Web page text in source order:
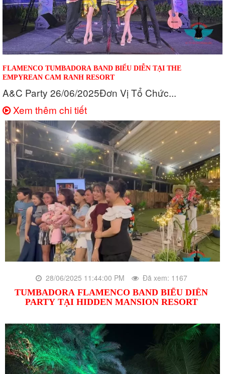
FLAMENCO TUMBADORA BAND BIỂU DIỄN TẠI THE
EMPYREAN CAM RANH RESORT
A&C Party 26/06/2025Đơn Vị Tổ Chức...
Xem thêm chi tiết
28/06/2025 11:44:00 PM Đã xem: 1167
TUMBADORA FLAMENCO BAND BIỂU DIỄN
PARTY TẠI HIDDEN MANSION RESORT